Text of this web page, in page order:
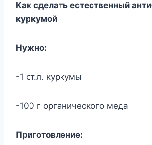
Как сделать естественный
куркумой
Нужно:
-1 ст.л. куркумы
-100 г органического меда
Приготовление: